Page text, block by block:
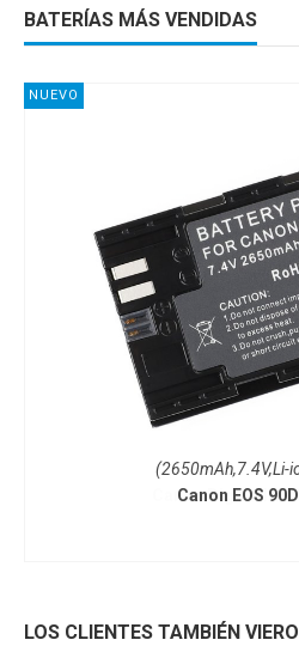
BATERÍAS MÁS VENDIDAS
NUEVO
(2650mAh,7.4V,Li-
Canon EOS
LOS CLIENTES TAMBIÉN